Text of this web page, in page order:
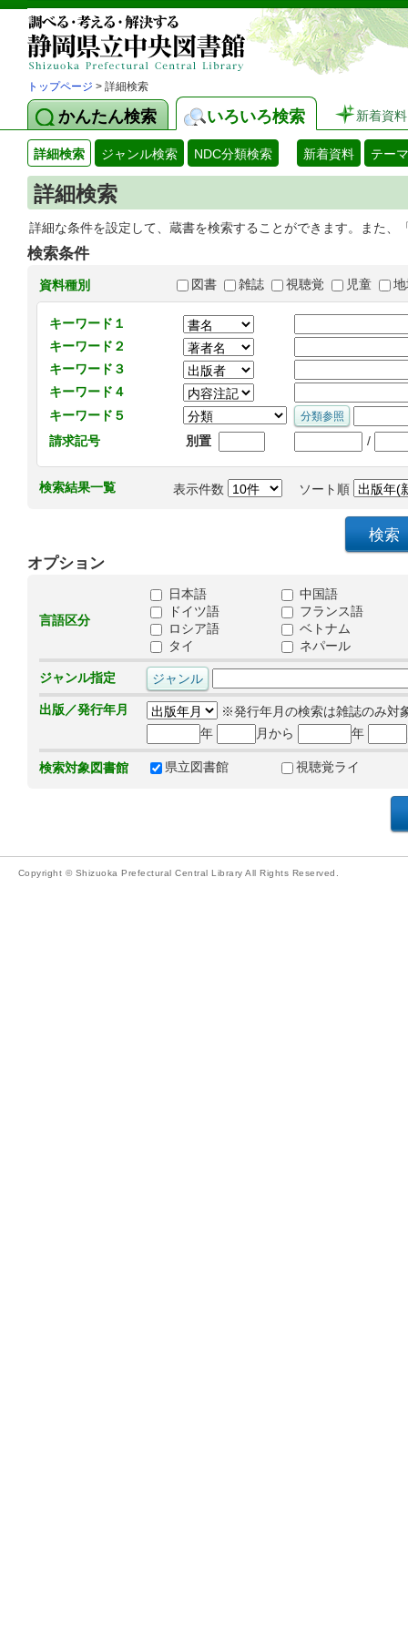
トップページ > 詳細検索
かんたん検索 いろいろ検索 新着資料
詳細検索 ジャンル検索 NDC分類検索 新着資料 テー
詳細検索
詳細な条件を設定して、蔵書を検索することができます。また
検索条件
資料種別 図書 雑誌 視聴覚 児童
キーワード１
キーワード２
キーワード３
キーワード４
キーワード５
請求記号
別置 /
検索結果一覧 表示件数 ソート順
オプション
言語区分
日本語
中国語
ドイツ語
フランス語
ロシア語
ベトナム
タイ
ネパール
ジャンル指定
出版／発行年月
※発行年月の検索は雑誌のみ対
年
月から 年
検索対象図書館 県立図書館 視聴覚ライ
Copyright © Shizuoka Prefectural Central Library All Rights Reserved.